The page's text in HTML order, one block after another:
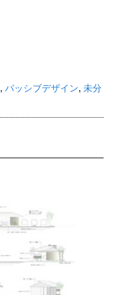
, パッシブデザイン, 未分